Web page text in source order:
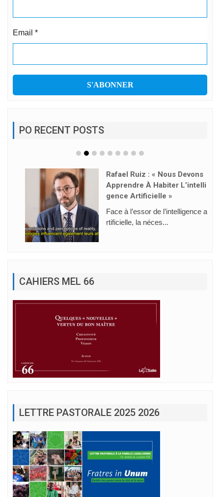
Email *
PO RECENT POSTS
Rafael Ruiz : « Nous Devons
Apprendre À Habiter L’intelli
Gence Artificielle »
Face à l’essor de l’intelligence a
rtificielle, la néces...
CAHIERS MEL 66
LETTRE PASTORALE 2025 2026